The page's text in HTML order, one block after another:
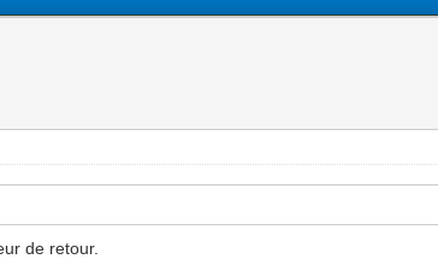
de retour.